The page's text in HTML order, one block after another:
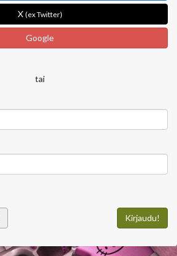
X (ex Twitter)
Google
tai
Kirjaudu!